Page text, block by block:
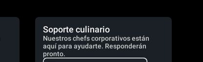
Soporte culinario
Nuestros chefs corporativos están
aquí para ayudarte. Responderán
pronto.